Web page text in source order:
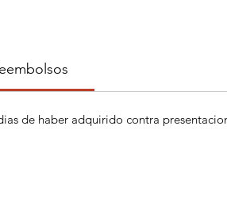
de haber adquirido contra